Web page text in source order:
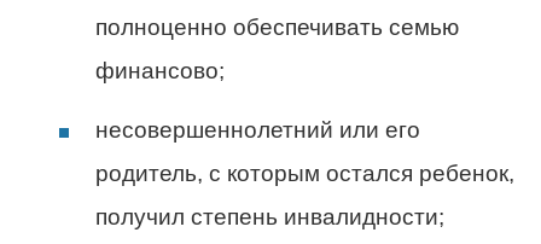
полноценно обеспечивать семью
финансово;
несовершеннолетний или его
родитель, с которым остался ребенок,
получил степень инвалидности;